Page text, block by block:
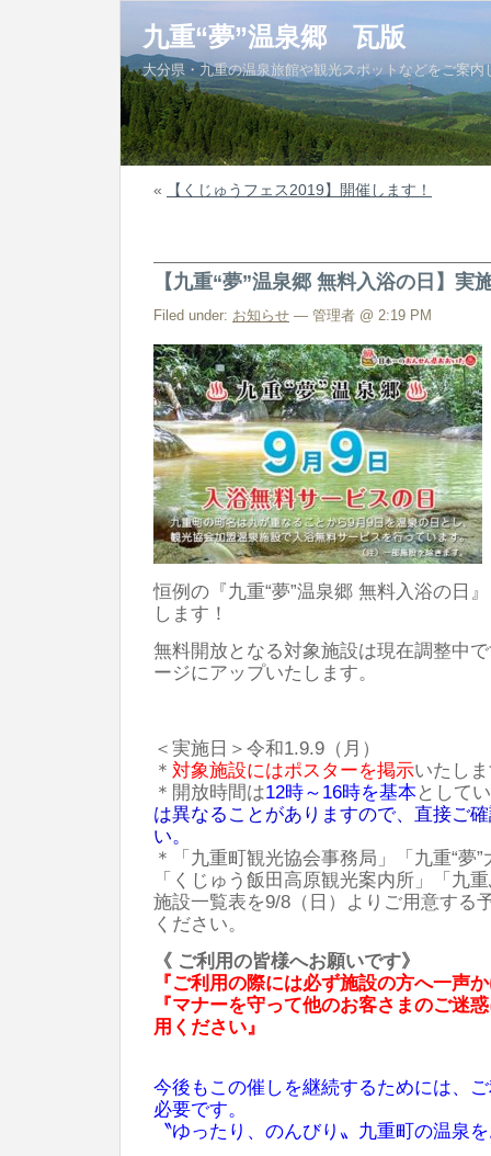
九重“夢”温泉郷 瓦版
大分県・九重の温泉旅館や観光スポットなどをご案内
« 【くじゅうフェス2019】開催します！
【九重“夢”温泉郷 無料入浴の日】実
Filed under: お知らせ — 管理者 @ 2:19 PM
恒例の『九重“夢”温泉郷 無料入浴の日
します！
無料開放となる対象施設は現在調整中
ージにアップいたします。
＜実施日＞令和1.9.9（月）
＊ 対象施設にはポスターを掲示いたし
＊開放時間は12時～16時を基本 として
は異なることがありますので、直接ご
い。
＊「九重町観光協会事務局」「九重“夢
「くじゅう飯田高原観光案内所」「九
施設一覧表を9/8（日）よりご用意する
ください。
《 ご利用の皆様へお願いです》
『ご利用の際には必ず施設の方へ一声
『マナーを守って他のお客さまのご迷
用ください』
今後もこの催しを継続するためには、
必要です。
〝ゆったり、のんびり〟九重町の温泉